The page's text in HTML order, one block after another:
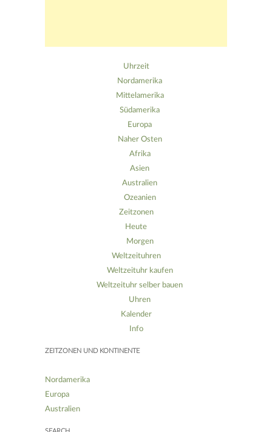
Uhrzeit
Nordamerika
Mittelamerika
Südamerika
Europa
Naher Osten
Afrika
Asien
Australien
Ozeanien
Zeitzonen
Heute
Morgen
Weltzeituhren
Weltzeituhr kaufen
Weltzeituhr selber bauen
Uhren
Kalender
Info
ZEITZONEN UND KONTINENTE
Nordamerika
Europa
Australien